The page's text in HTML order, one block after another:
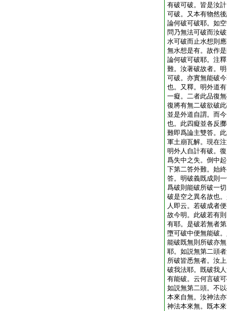
有破可破。皆是汝
可破。又本有物然
論何破可破耶。如
問乃無法可破而汝
水可破而止水想則
無水想是有。故作
論何破可破耶。注
難。汝著破故者。
可破。亦實無能破
也。又釋。明外道
一癡。二者此品復
復將有無二破欲破
並是外道自謂。而
也。此四癡並各反
難即爲論主雙答。
軍土崩瓦解。現在
明外人自計有破。
爲失中之失。倒中
下第二答外難。始
答。明破義既成則
爲破則能破所破一
破是空之異名故也
人即云。若破成者
故今明。此破若有
有耶。是破若無者
墮可破中便無能破
能破既無則所破亦
耶。如説無第二頭
所破皆悉無者。汝
破我法耶。既破我
有能破。云何言破
如説無第二頭。不
本來自無。汝神法
神法本來無。既本